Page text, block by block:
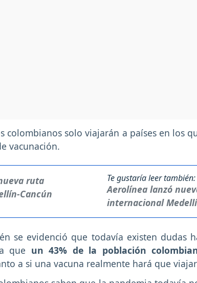
colombianos solo viajarán a países en los
vacunación.
Te gustaría leer también:
Aerolínea lanzó
internacional
se evidenció que todavía existen dudas
que un 43% de la población
a si una vacuna realmente hará que